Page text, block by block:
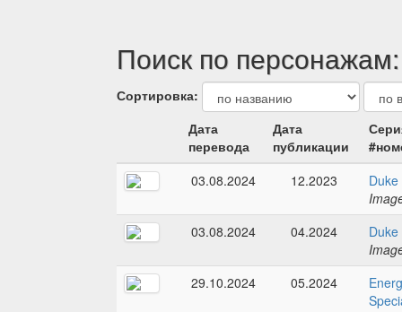
Поиск по
Сортировка:
Дата
перевода
Дата
публикации
03.08.2024
12.2023
03.08.2024
04.2024
29.10.2024
05.2024